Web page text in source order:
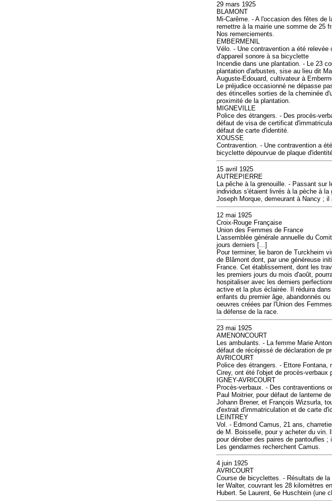
29 mars 1925
BLAMONT
Mi-Carême. - A l'occasion des fêtes de
remettre à la mairie une somme de 25
Nos remerciements.
EMBERMENIL
Vélo. - Une contravention a été
d'appareil sonore à sa bicyclette
Incendie dans une plantation. - Le 23
plantation d'arbustes, sise au lieu dit
Auguste-Edouard, cultivateur à
Le préjudice occasionné ne dépasse
des étincelles sorties de la cheminée
proximité de la plantation.
MIGNEVILLE
Police des étrangers. - Des procès-
défaut de visa de certificat
défaut de carte d'identité.
XOUSSE
Contravention. - Une contravention a
bicyclette dépourvue de plaque
15 avril 1925
AUTREPIERRE
La pêche à la grenouille. - Passant sur
individus s'étaient livrés à la pèche à la
Joseph Morque, demeurant à Nancy ;
12 mai 1925
Croix-Rouge Française
Union des Femmes de France
L'assemblée générale annuelle du
jours derniers [...]
Pour terminer, lie baron de Turckheim
de Blâmont dont, par une généreuse
France. Cet établissement, dont les
les premiers jours du mois d'août,
hospitaliser avec les derniers
active et la plus éclairée. Il réduira
enfants du premier âge, abandonnés
oeuvres créées par l'Union des
la défense de la race.
23 mai 1925
AMENONCOURT
Les ambulants. - La femme Marie
défaut de récépissé de déclaration de
AVRICOURT
Police des étrangers. - Ettore
Cirey, ont été l'objet de procès-
IGNEY-AVRICOURT
Procès-verbaux. - Des contraventions
Paul Moitrier, pour défaut de lanterne
Johann Brener, et François Wizsurla,
d'extrait d'immatriculation et de carte
LEINTREY
Vol. - Edmond Camus, 21 ans,
de M. Boisselle, pour y acheter du vin.
pour dérober des paires de pantoufles ;
Les gendarmes recherchent Camus.
4 juin 1925
AVRICOURT
Course de bicyclettes. - Résultats de
Ier Walter, couvrant les 28 kilomètres
Hubert. 5e Laurent, 6e Huschtein (une